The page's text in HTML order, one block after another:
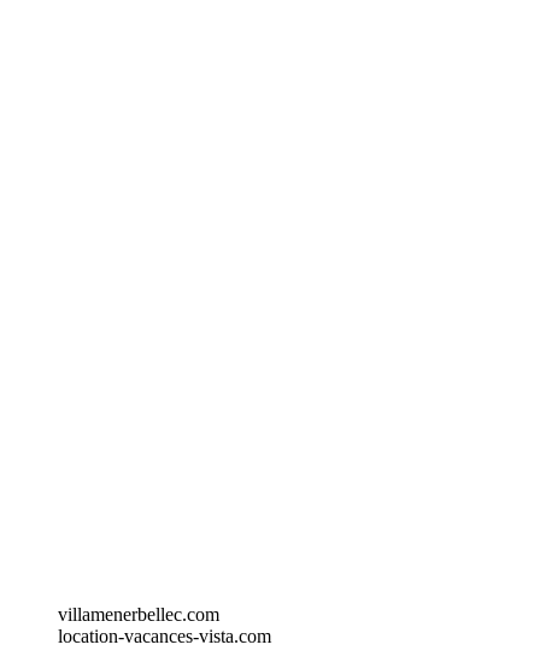
villamenerbellec.com
location-vacances-vista.com